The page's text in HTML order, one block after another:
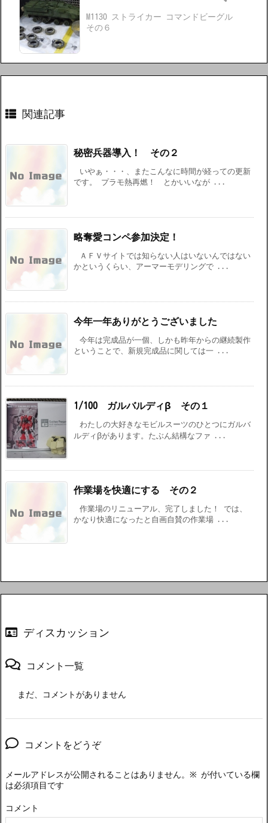
M1130 ストライカー コマンドビーグル
その６
関連記事
秘密兵器導入！ その２
いやぁ・・・、またこんなに時間が経っての更新
です。 プラモ熱再燃！ とかいいなが ...
略奪愛コンペ参加決定！
ＡＦＶサイトでは知らない人はいないんではない
かというくらい、アーマーモデリングで ...
今年一年ありがとうございました
今年は完成品が一個、しかも昨年からの継続製作
ということで、新規完成品に関しては一 ...
1/100 ガルバルディβ その１
わたしの大好きなモビルスーツのひとつにガルバ
ルディβがあります。たぶん結構なファ ...
作業場を快適にする その２
作業場のリニューアル、完了しました！ では、
かなり快適になったと自画自賛の作業場 ...
ディスカッション
コメント一覧
まだ、コメントがありません
コメントをどうぞ
メールアドレスが公開されることはありません。 ※ が付いている欄
は必須項目です
コメント